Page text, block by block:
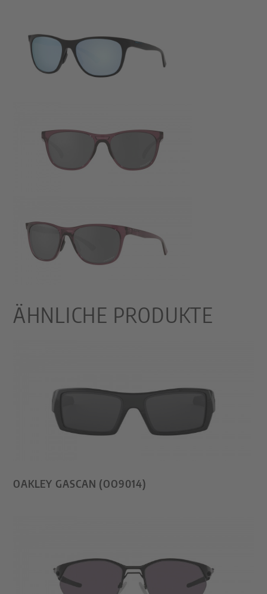
ÄHNLICHE PRODUKTE
OAKLEY GASCAN (OO9014)